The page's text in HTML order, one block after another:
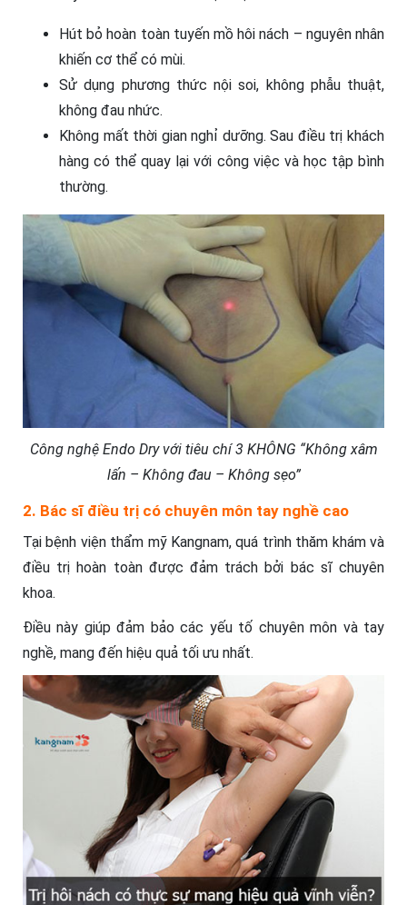
Hút bỏ hoàn toàn tuyến mồ hôi nách – nguyên nhân
khiến cơ thể có mùi.
Sử dụng phương thức nội soi, không phẫu thuật,
không đau nhức.
Không mất thời gian nghỉ dưỡng. Sau điều trị khách
hàng có thể quay lại với công việc và học tập bình
thường.
Công nghệ Endo Dry với tiêu chí 3 KHÔNG “Không xâm
lấn – Không đau – Không sẹo”
2. Bác sĩ điều trị có chuyên môn tay nghề cao
Tại bệnh viện thẩm mỹ Kangnam, quá trình thăm khám và
điều trị hoàn toàn được đảm trách bởi bác sĩ chuyên
khoa.
Điều này giúp đảm bảo các yếu tố chuyên môn và tay
nghề, mang đến hiệu quả tối ưu nhất.